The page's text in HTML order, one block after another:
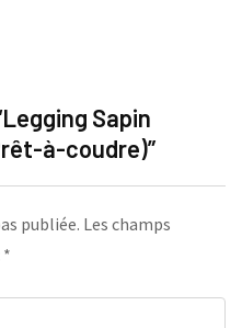
Sapin
à-coudre)”
publiée. Les champs
*